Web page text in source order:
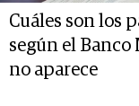
Cuáles son los
según el
no aparece